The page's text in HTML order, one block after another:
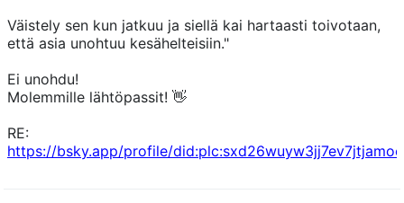
Väistely sen kun jatkuu ja siellä kai hartaasti toivotaan,
että asia unohtuu kesähelteisiin."
Ei unohdu!
Molemmille lähtöpassit! 👋
RE:
https://bsky.app/profile/